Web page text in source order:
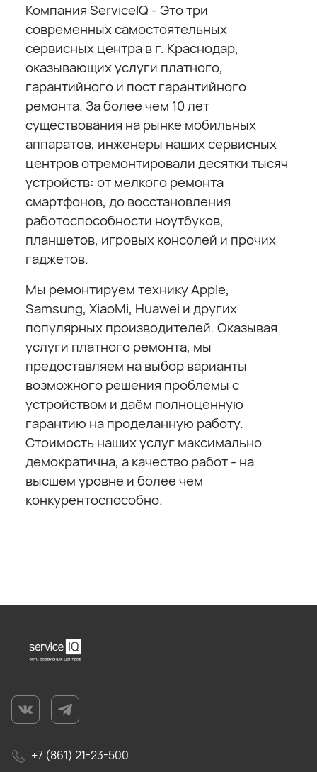
Компания ServiceIQ - Это три
современных самостоятельных
сервисных центра в г. Краснодар,
оказывающих услуги платного,
гарантийного и пост гарантийного
ремонта. За более чем 10 лет
существования на рынке мобильных
аппаратов, инженеры наших сервисных
центров отремонтировали десятки тысяч
устройств: от мелкого ремонта
смартфонов, до восстановления
работоспособности ноутбуков,
планшетов, игровых консолей и прочих
гаджетов.
Мы ремонтируем технику Apple,
Samsung, XiaoMi, Huawei и других
популярных производителей. Оказывая
услуги платного ремонта, мы
предоставляем на выбор варианты
возможного решения проблемы с
устройством и даём полноценную
гарантию на проделанную работу.
Стоимость наших услуг максимально
демократична, а качество работ - на
высшем уровне и более чем
конкурентоспособно.
+7 (861) 21-23-500